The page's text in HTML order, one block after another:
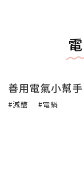
善用電氣小幫
#減醣 #電鍋